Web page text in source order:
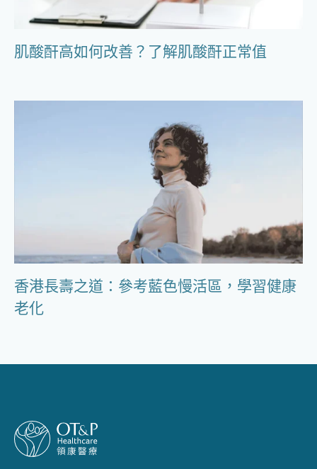
肌酸酐高如何改善？了解肌酸酐正常值
香港長壽之道：參考藍色慢活區，學習健康
老化